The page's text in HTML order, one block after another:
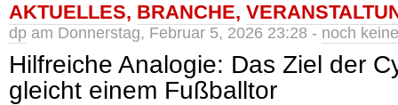
AKTUELLES, BRANCHE,
dp am Donnerstag, Februar 5, 2026 23:28 - noch
Hilfreiche Analogie: Das Ziel der
gleicht einem Fußballtor